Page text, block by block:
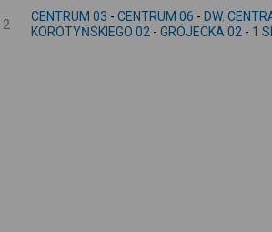
2
CENTRUM 03 - CENTRUM 06 - DW.
KOROTYŃSKIEGO 02 - GRÓJECKA 02 - 1